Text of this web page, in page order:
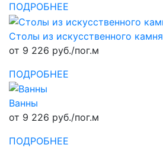
ПОДРОБНЕЕ
Столы из искусственного камня
от 9 226 руб./пог.м
ПОДРОБНЕЕ
Ванны
от 9 226 руб./пог.м
ПОДРОБНЕЕ